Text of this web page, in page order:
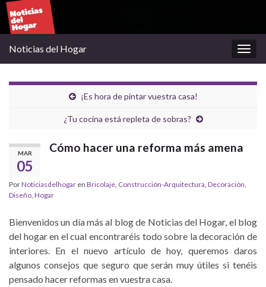
la
Noticias del Hogar
¡Es hora de pintar vuestra casa!
¿Tu cocina está repleta de sobras?
MAR
05
Cómo hacer una reforma más amena
PorNoticiasdelhogar en Bricolaje, Construcción-Arquitectura, Decoración,
Diseño, Hogar
Bienvenidos un día más al blog de Noticias del Hogar, el blog
del hogar en el cual encontraréis todo sobre la decoración de
interiores. En el nuevo artículo de hoy, queremos daros
algunos consejos que seguro que serán muy útiles si tenéis
pensado hacer reformas en vuestra casa.